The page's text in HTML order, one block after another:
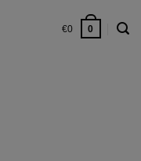
€0 0